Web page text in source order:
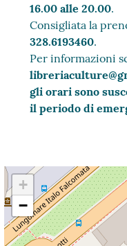
16.00 alle 20.00.
Consigliata la
328.6193460.
Per informazioni
gli orari sono
il periodo di
+
−